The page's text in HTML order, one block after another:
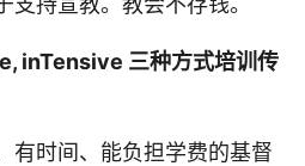
inTensive 三种方式培训传
有时间、能负担学费的基督